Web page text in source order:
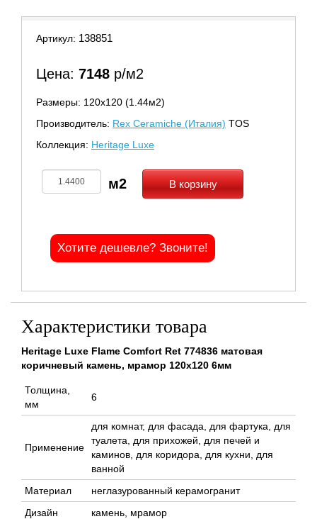
Артикул: 138851
Цена: 7148 р/м2
Размеры: 120х120 (1.44м2)
Производитель: Rex Ceramiche (Италия) TOS
Коллекция: Heritage Luxe
В корзину
Хотите дешевле? Звоните!
Характеристики товара
Heritage Luxe Flame Comfort Ret 774836 матовая
коричневый камень, мрамор 120x120 6мм
Толщина,
мм
6
Применение
для комнат, для фасада, для фартука, для
туалета, для прихожей, для печей и
каминов, для коридора, для кухни, для
ванной
Материал
неглазурованный керамогранит
Дизайн
камень, мрамор